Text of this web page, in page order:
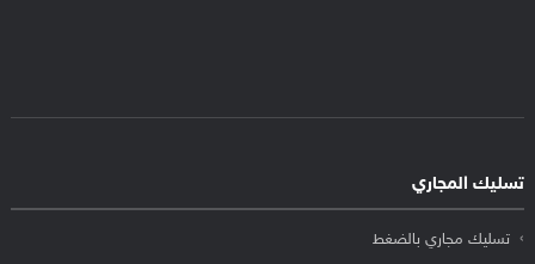
تسليك المجاري
تسليك مجاري بالضغط